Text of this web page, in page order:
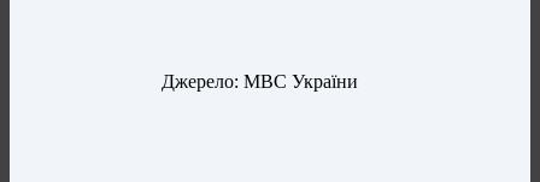
Джерело: МВС України